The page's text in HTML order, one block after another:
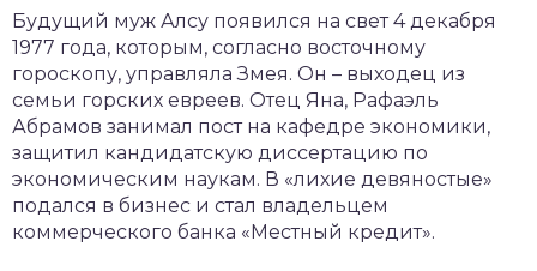
Будущий муж Алсу появился на свет 4 декабря
1977 года, которым, согласно восточному
гороскопу, управляла Змея. Он – выходец из
семьи горских евреев. Отец Яна, Рафаэль
Абрамов занимал пост на кафедре экономики,
защитил кандидатскую диссертацию по
экономическим наукам. В «лихие девяностые»
подался в бизнес и стал владельцем
коммерческого банка «Местный кредит».